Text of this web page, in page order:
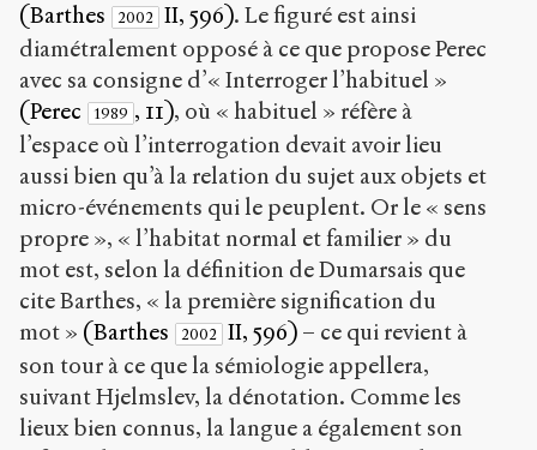
(Barthes
2002 II, 596). Le figuré est ainsi
diamétralement opposé à ce que propose Perec
avec sa consigne d’« Interroger l’habituel »
(Perec
1989 , 11), où « habituel » réfère à
l’espace où l’interrogation devait avoir lieu
aussi bien qu’à la relation du sujet aux objets et
micro-événements qui le peuplent. Or le « sens
propre », « l’habitat normal et familier » du
mot est, selon la définition de Dumarsais que
cite Barthes, « la première signification du
mot » (Barthes 2002 II, 596) – ce qui revient à
son tour à ce que la sémiologie appellera,
suivant Hjelmslev, la dénotation. Comme les
lieux bien connus, la langue a également son